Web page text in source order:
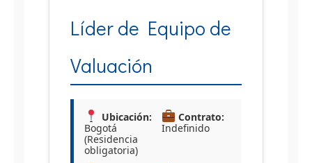
Líder de Equipo de
Valuación
Ubicación:
Bogotá
(Residencia
obligatoria)
Contrato:
Indefinido